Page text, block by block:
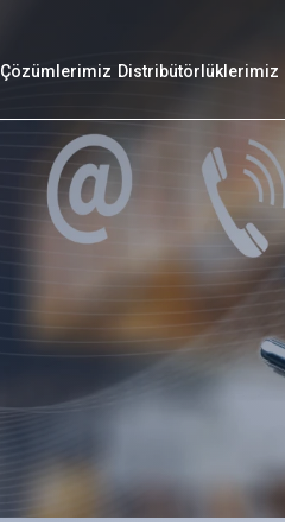
Çözümlerimiz Distribütörlüklerimiz